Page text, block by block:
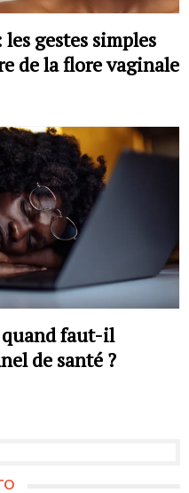
gestes simples
de la flore vaginale
faut-il
de santé ?